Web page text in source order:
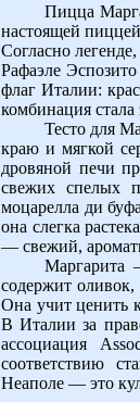
Пицца
настоящей
Согласно
Рафаэле
флаг Италии:
комбинация
Тесто для
краю и мягкой
дровяной печи
свежих спелых
моцарелла ди
она слегка
— свежий,
Маргарита
содержит
Она учит ценить
В Италии за
ассоциация
соответствию
Неаполе — это